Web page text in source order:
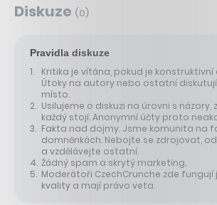
Diskuze (0)
Pravidla diskuze
Kritika je vítána, pokud je konstruktivní
Útoky na autory nebo ostatní
místo.
Usilujeme o diskuzi na úrovni s názory,
každý stojí. Anonymní účty proto
Fakta nad dojmy. Jsme komunita na
domněnkách. Nebojte se zdrojovat,
a vzdělávejte ostatní.
Žádný spam a skrytý marketing.
Moderátoři CzechCrunche zde fungují
kvality a mají právo veta.